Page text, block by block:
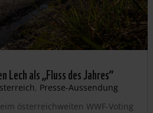
als „Fluss des Jahres“
, Presse-Aussendung
österreichweiten WWF-Voting